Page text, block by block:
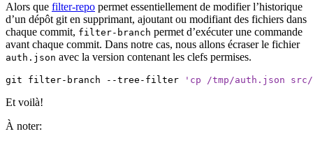
Alors que filter-repo permet essentiellement de modifier l’historique
d’un dépôt git en supprimant, ajoutant ou modifiant des fichiers dans
chaque commit, filter-branch permet d’exécuter une commande
avant chaque commit. Dans notre cas, nous allons écraser le fichier
auth.json avec la version contenant les clefs permises.
git filter-branch --tree-filter 'cp /tmp/auth.json
Et voilà!
À noter: